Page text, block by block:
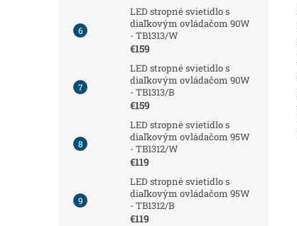
LED stropné svietidlo s
diaľkovým ovládačom 90W
- TB1313/W
€159
LED stropné svietidlo s
diaľkovým ovládačom 90W
- TB1313/B
€159
LED stropné svietidlo s
diaľkovým ovládačom 95W
- TB1312/W
€119
LED stropné svietidlo s
diaľkovým ovládačom 95W
- TB1312/B
€119